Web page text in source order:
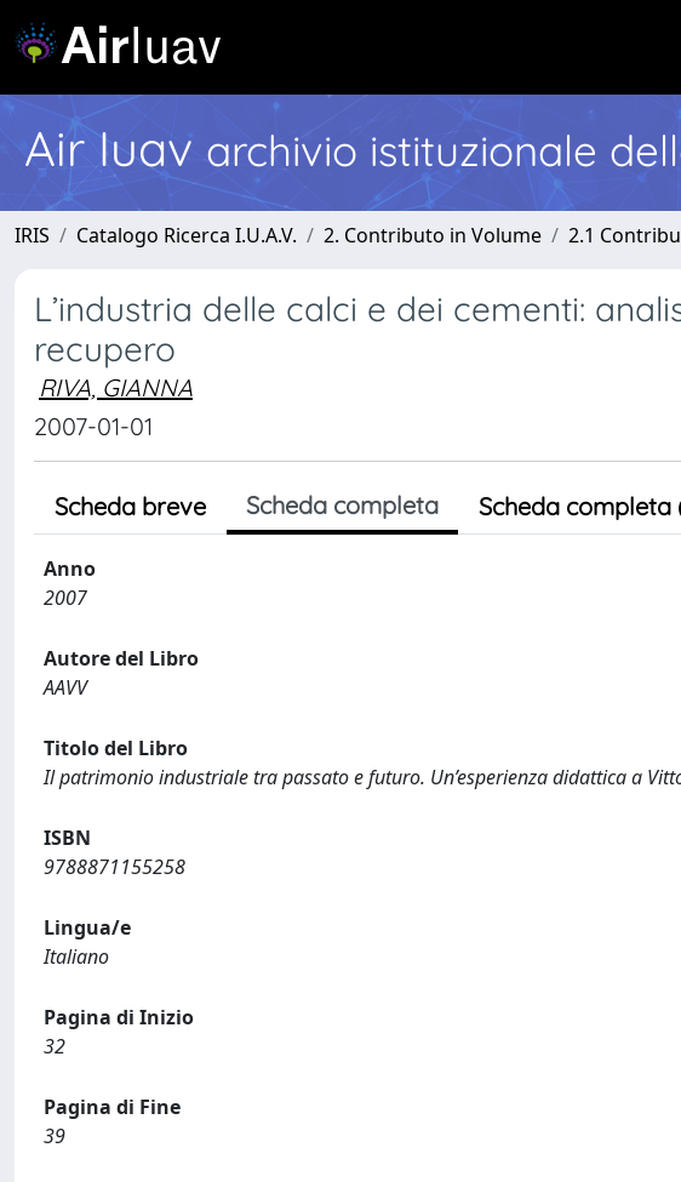
Air Iuav archivio istituzionale
IRIS Catalogo Ricerca I.U.A.V. 2. Contributo in Volume 2.1
L’industria delle calci e dei cementi:
recupero
RIVA, GIANNA
2007-01-01
Scheda breve Scheda completa Scheda completa
Anno
2007
Autore del Libro
AAVV
Titolo del Libro
Il patrimonio industriale tra passato e futuro. Un’esperienza didattica a
ISBN
9788871155258
Lingua/e
Italiano
Pagina di Inizio
32
Pagina di Fine
39